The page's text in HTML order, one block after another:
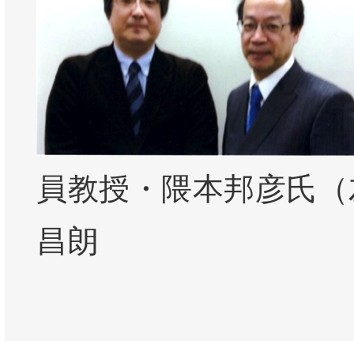
員教授・隈本邦彦氏
昌朗